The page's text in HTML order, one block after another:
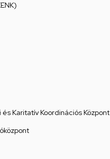
Karitatív Koordinációs Központ